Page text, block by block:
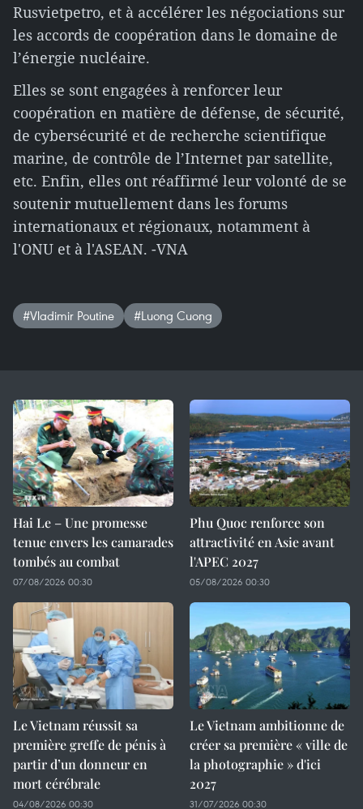
Rusvietpetro, et à accélérer les négociations sur
les accords de coopération dans le domaine de
l’énergie nucléaire.
Elles se sont engagées à renforcer leur
coopération en matière de défense, de sécurité,
de cybersécurité et de recherche scientifique
marine, de contrôle de l’Internet par satellite,
etc. Enfin, elles ont réaffirmé leur volonté de se
soutenir mutuellement dans les forums
internationaux et régionaux, notamment à
l'ONU et à l'ASEAN. -VNA
#Vladimir Poutine #Luong Cuong
Hai Le – Une promesse
tenue envers les camarades
tombés au combat
07/08/2026 00:30
Phu Quoc renforce son
attractivité en Asie avant
l'APEC 2027
05/08/2026 00:30
Le Vietnam réussit sa
première greffe de pénis à
partir d’un donneur en
mort cérébrale
04/08/2026 00:30
Le Vietnam ambitionne de
créer sa première « ville de
la photographie » d'ici
2027
31/07/2026 00:30